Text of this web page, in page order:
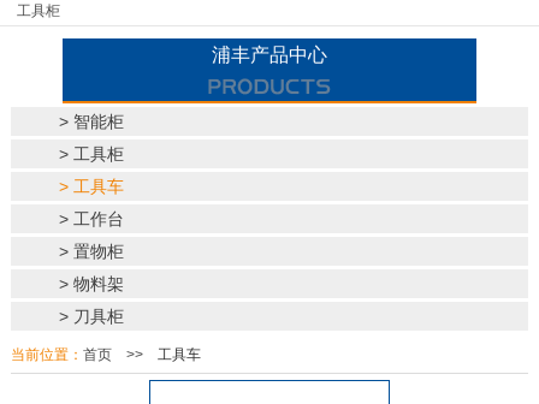
工具柜
浦丰产品中心
> 智能柜
> 工具柜
> 工具车
> 工作台
> 置物柜
> 物料架
> 刀具柜
当前位置： 首页>> 工具车